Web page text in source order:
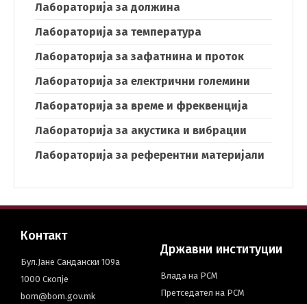
Лабораторија за должина
Лабораторија за температура
Лабораторија за зафатнина и проток
Лабораторија за електрични големини
Лабораторија за време и фреквенција
Лабораторија за акустика и вибрации
Лабораторија за референтни материјали
Контакт
Бул.Јане Сандански 109а
1000 Скопје
bom@bom.gov.mk
Државни институции
Влада на РСМ
Претседател на РСМ